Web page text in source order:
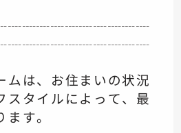
ムは、お住まいの状況
スタイルによって、最
す。